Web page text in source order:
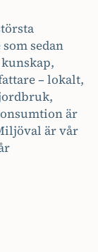
sedan
– lokalt,
är
är vår